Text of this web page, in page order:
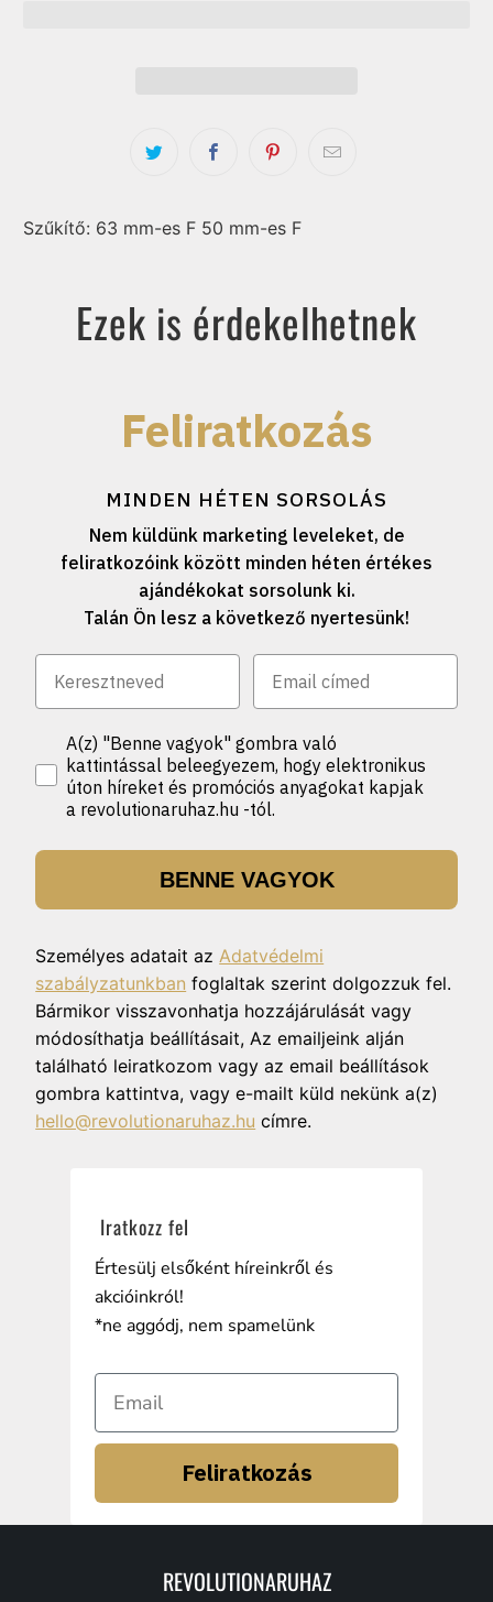
Szűkítő: 63 mm-es F 50 mm-es F
Ezek is érdekelhetnek
Feliratkozás
MINDEN HÉTEN SORSOLÁS
Nem küldünk marketing leveleket, de
feliratkozóink között minden héten értékes
ajándékokat sorsolunk ki.
Talán Ön lesz a következő nyertesünk!
A(z) "Benne vagyok" gombra való
kattintással beleegyezem, hogy elektronikus
úton híreket és promóciós anyagokat kapjak
a revolutionaruhaz.hu -tól.
BENNE VAGYOK
Személyes adatait azAdatvédelmi
szabályzatunkban foglaltak szerint dolgozzuk fel.
Bármikor visszavonhatja hozzájárulását vagy
módosíthatja beállításait, Az emailjeink alján
található leiratkozom vagy az email beállítások
gombra kattintva, vagy e-mailt küld nekünk a(z)
hello@revolutionaruhaz.hu címre.
Iratkozz fel
Értesülj elsőként híreinkről és
akcióinkról!
*ne aggódj, nem spamelünk
Feliratkozás
REVOLUTIONARUHAZ